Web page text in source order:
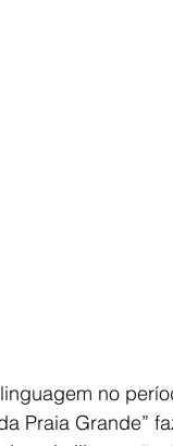
no
Praia Grande”